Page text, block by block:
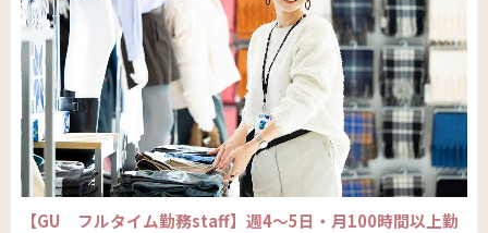
【GU フルタイム勤務staff】週4～5日・月100時間以上勤